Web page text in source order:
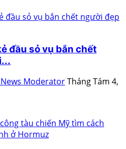
đầu sỏ vụ bắn chết
ModeratorTháng Tám 4,